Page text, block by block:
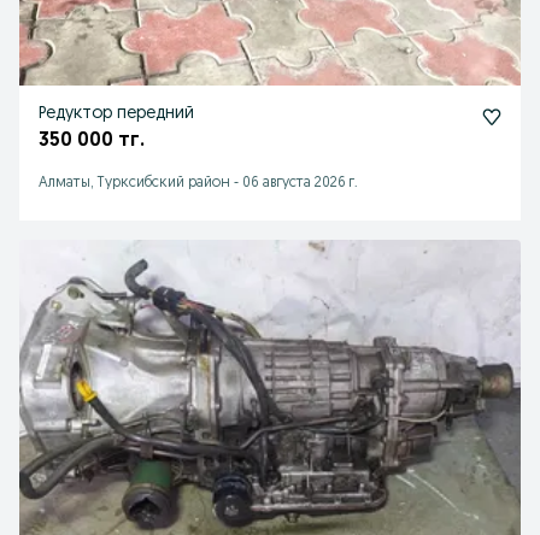
Редуктор передний
350 000 тг.
Алматы, Турксибский район - 06 августа 2026 г.